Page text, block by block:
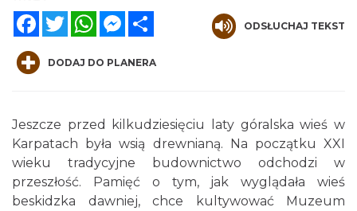
FacebookTwitterWhatsAppMessenger
ODSŁUCHAJ TEKST
DODAJ DO PLANERA
Jeszcze przed kilkudziesięciu laty góralska wieś w
Karpatach była wsią drewnianą. Na początku XXI
wieku tradycyjne budownictwo odchodzi w
przeszłość. Pamięć o tym, jak wyglądała wieś
beskidzka dawniej, chce kultywować Muzeum